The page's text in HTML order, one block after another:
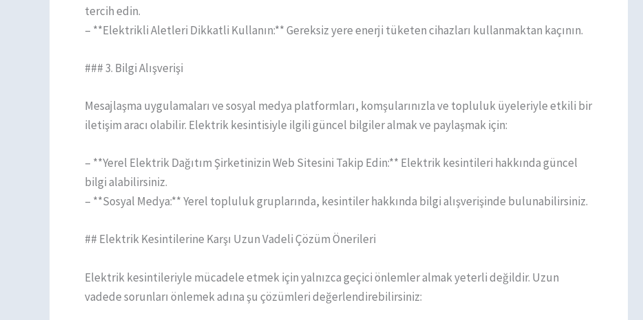
tercih edin.
– **Elektrikli Aletleri Dikkatli Kullanın:** Gereksiz yere enerji tüketen cihazları kullanmaktan kaçının.
### 3. Bilgi Alışverişi
Mesajlaşma uygulamaları ve sosyal medya platformları, komşularınızla ve topluluk üyeleriyle etkili bir
iletişim aracı olabilir. Elektrik kesintisiyle ilgili güncel bilgiler almak ve paylaşmak için:
– **Yerel Elektrik Dağıtım Şirketinizin Web Sitesini Takip Edin:** Elektrik kesintileri hakkında güncel
bilgi alabilirsiniz.
– **Sosyal Medya:** Yerel topluluk gruplarında, kesintiler hakkında bilgi alışverişinde bulunabilirsiniz.
## Elektrik Kesintilerine Karşı Uzun Vadeli Çözüm Önerileri
Elektrik kesintileriyle mücadele etmek için yalnızca geçici önlemler almak yeterli değildir. Uzun
vadede sorunları önlemek adına şu çözümleri değerlendirebilirsiniz: